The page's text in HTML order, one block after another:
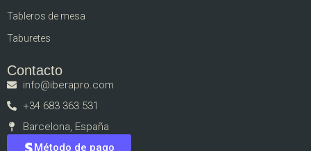
Tableros de mesa
Taburetes
Contacto
info@iberapro.com
+34 683 363 531
Barcelona, España
Método de pago